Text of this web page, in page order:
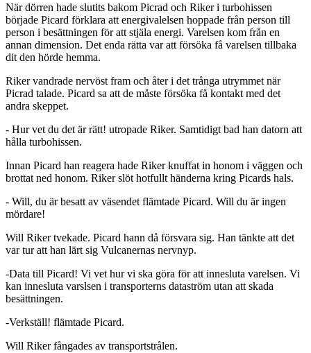
När dörren hade slutits bakom Picrad och Riker i turbohissen
började Picard förklara att energivalelsen hoppade från person till
person i besättningen för att stjäla energi. Varelsen kom från en
annan dimension. Det enda rätta var att försöka få varelsen tillbaka
dit den hörde hemma.
Riker vandrade nervöst fram och åter i det trånga utrymmet när
Picrad talade. Picard sa att de måste försöka få kontakt med det
andra skeppet.
- Hur vet du det är rätt! utropade Riker. Samtidigt bad han datorn att
hålla turbohissen.
Innan Picard han reagera hade Riker knuffat in honom i väggen och
brottat ned honom. Riker slöt hotfullt händerna kring Picards hals.
- Will, du är besatt av väsendet flämtade Picard. Will du är ingen
mördare!
Will Riker tvekade. Picard hann då försvara sig. Han tänkte att det
var tur att han lärt sig Vulcanernas nervnyp.
-Data till Picard! Vi vet hur vi ska göra för att innesluta varelsen. Vi
kan innesluta varslsen i transporterns dataström utan att skada
besättningen.
-Verkställ! flämtade Picard.
Will Riker fångades av transportstrålen.